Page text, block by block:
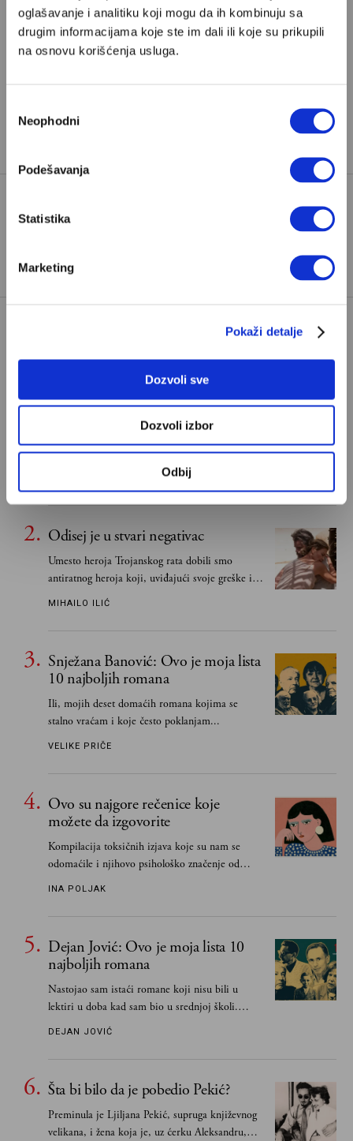
oglašavanje i analitiku koji mogu da ih kombinuju sa
drugim informacijama koje ste im dali ili koje su prikupili
na osnovu korišćenja usluga.
сагласности
Neophodni
Podešavanja
Statistika
Marketing
Pokaži detalje
Dozvoli sve
Dozvoli izbor
Odbij
Pretplata
Dragana Stojiljković
, strip scenaristkinja i
RIČARD GIR
najboljih romana
do Mihaila Lalića i Slavenke Drakulić...
Odisej je u stvari negativac
Umesto heroja Trojanskog rata dobili smo
antiratnog heroja koji, uviđajući svoje greške i
učeći na njima, shvata da postoje stvari koje su
MIHAILO ILIĆ
Snježana Banović: Ovo je moja lista
10 najboljih romana
Ili, mojih deset domaćih romana kojima se
stalno vraćam i koje često poklanjam...
VELIKE PRIČE
Ovo su najgore rečenice koje
možete da izgovorite
Kompilacija toksičnih izjava koje su nam se
odomaćile i njihovo psihološko značenje od
INA POLJAK
Dejan Jović: Ovo je moja lista 10
najboljih romana
Nastojao sam istaći romane koji nisu bili u
lektiri u doba kad sam bio u srednjoj školi.
Smatrao sam da su "klasici" već dovoljno
DEJAN JOVIĆ
Šta bi bilo da je pobedio Pekić?
Preminula je Ljiljana Pekić, supruga književnog
velikana, i žena koja je, uz ćerku Aleksandru,